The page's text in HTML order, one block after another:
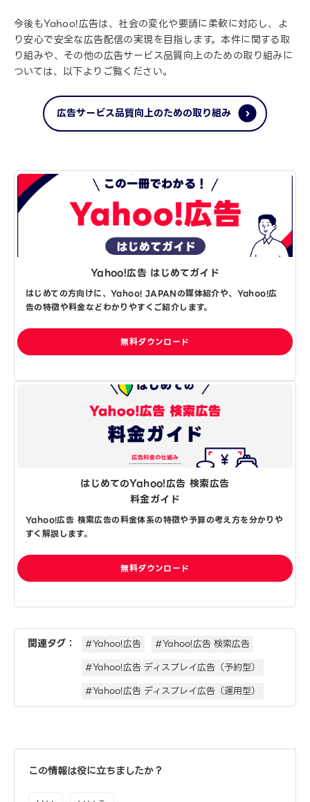
今後もYahoo!広告は、社会の変化や要請に柔軟に対応し、よ
り安心で安全な広告配信の実現を目指します。本件に関する取
り組みや、その他の広告サービス品質向上のための取り組みに
ついては、以下よりご覧ください。
広告サービス品質向上のための取り組み
Yahoo!広告 はじめてガイド
はじめての方向けに、Yahoo! JAPANの媒体紹介や、Yahoo!広
告の特徴や料金などわかりやすくご紹介します。
無料ダウンロード
はじめてのYahoo!広告 検索広告
料金ガイド
Yahoo!広告 検索広告の料金体系の特徴や予算の考え方を分かりや
すく解説します。
無料ダウンロード
関連タグ： #Yahoo!広告
#Yahoo!広告 検索広告
#Yahoo!広告 ディスプレイ広告（予約型）
#Yahoo!広告 ディスプレイ広告（運用型）
この情報は役に立ちましたか？